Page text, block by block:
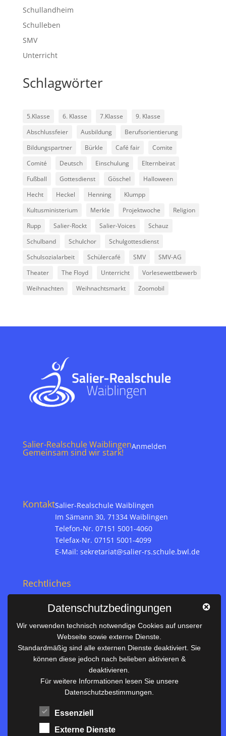
Schullandheim
Schulleben
SMV
Unterricht
Schlagwörter
5.Klasse 6. Klasse 7.Klasse
9. Klasse
Abschlussfeier
Ausbildung
Berufsorientierung
Bildungspartner
Bürkle Café fair
Comite
Comité
Deutsch Einschulung
Elternbeirat
Fußball
Gottesdienst Göschel
Halloween
Hecht
Heckel Henning
Klumpp
Kultusministerium
Merkle Projektwoche
Religion
Rupp
Salier-Rockt Salier-Voices
Schauz
Schulband
Schulchor
Schulgottesdienst
Schulsozialarbeit
Schülercafé SMV
SMV-AG
Theater
The Floyd Unterricht
Vorlesewettbewerb
Weihnachten
Weihnachtsmarkt Zoomobil
Salier-Realschule Waiblingen
Gemeinsam sind wir stark!
Anmelden
KontaktSalier-Realschule Waiblingen
Im Sämann 30, 71334 Waiblingen
Telefon-Nr. 07151 5001-4060
Telefax-Nr. 07151 5001-4099
E-Mail: sekretariat@salier-rs.schule.bwl.de
Rechtliches
Datenschutz
Nützliches
Vertretungsplan
Unterrichtszeiten
Downloadbereich
Terminkalender
Termine AKTUELL
Datenschutzbedingungen
Wir verwenden technisch notwendige Cookies auf unserer
Webseite sowie externe Dienste.
Standardmäßig sind alle externen Dienste deaktiviert. Sie
können diese jedoch nach belieben aktivieren &
deaktivieren.
Für weitere Informationen lesen Sie unsere
Datenschutzbestimmungen.
Essenziell
Externe Dienste